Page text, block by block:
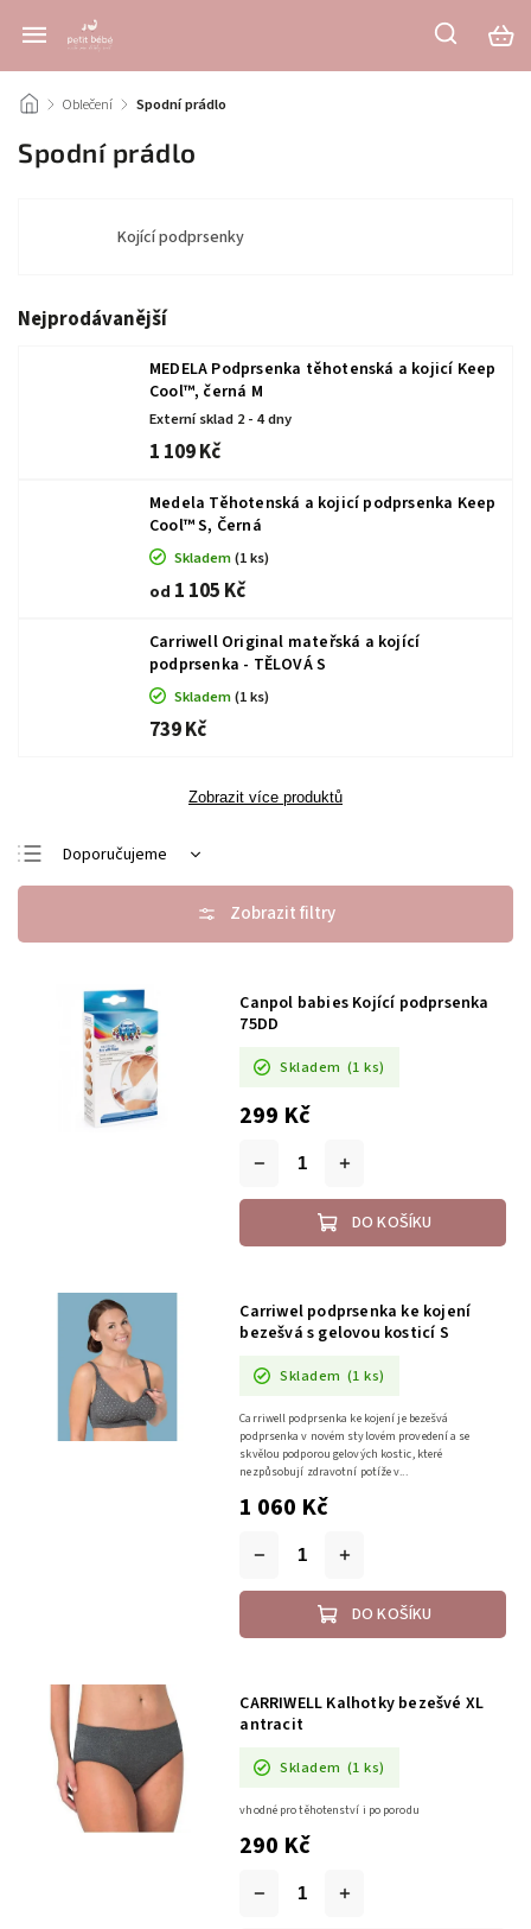
/ Oblečení / Spodní prádlo
Spodní prádlo
Kojící podprsenky
Nejprodávanější
MEDELA Podprsenka těhotenská a kojicí Keep
Cool™, černá M
Externí sklad 2 - 4 dny
1 109 Kč
Medela Těhotenská a kojicí podprsenka Keep
Cool™ S, Černá
Skladem(1 ks)
od 1 105 Kč
Carriwell Original mateřská a kojící
podprsenka - TĚLOVÁ S
Skladem(1 ks)
739 Kč
Zobrazit více produktů
Doporučujeme
Nejlevnější
Abecedně
Canpol babies Kojící podprsenka
75DD
Skladem (1 ks)
299 Kč
DO KOŠÍKU
Carriwel podprsenka ke kojení
bezešvá s gelovou kosticí S
Skladem (1 ks)
1 060 Kč
DO KOŠÍKU
Carriwell podprsenka ke kojení je bezešvá
podprsenka v novém stylovém provedení a se
skvělou podporou gelových kostic, které
nezpůsobují zdravotní potíže v...
CARRIWELL Kalhotky bezešvé XL
antracit
Skladem (1 ks)
290 Kč
vhodné pro těhotenství i po porodu